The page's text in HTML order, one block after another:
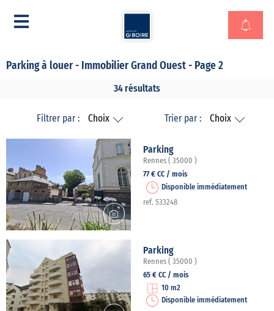
Parking à louer - Immobilier Grand Ouest - Page 2
34 résultats
Filtrer par : Choix Trier par : Choix
Parking
Rennes ( 35000 )
77 € CC / mois
Disponible immédiatement
ref. 533248
Parking
Rennes ( 35000 )
65 € CC / mois
10 m2
Disponible immédiatement